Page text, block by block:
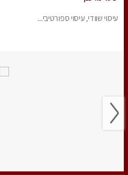
עיסוי שוודי, עיסוי ספורטיבי...